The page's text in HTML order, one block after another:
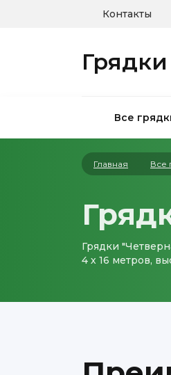
Контакты
Все
Главная Все
Грядки
4 х 16 метров,